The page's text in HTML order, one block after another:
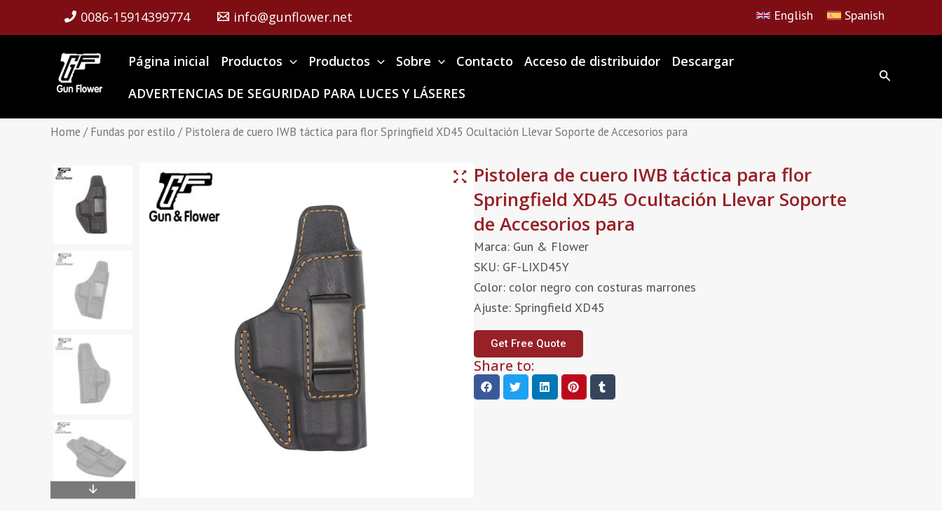
0086-15914399774 info@gunflower.net English Spanish
Página inicial Productos Productos Sobre Contacto Acceso de distribuidor
Descargar
ADVERTENCIAS DE SEGURIDAD PARA LUCES Y LÁSERES
Home /Fundas por estilo / Pistolera de cuero IWB táctica para flor Springfield XD45 Ocultación Llevar Soporte de Accesorios para
Pistolera de cuero IWB táctica para flor
Springfield XD45 Ocultación Llevar Soporte
de Accesorios para
Marca: Gun & Flower
SKU: GF-LIXD45Y
Color: color negro con costuras marrones
Ajuste: Springfield XD45
Get Free Quote
Share to: